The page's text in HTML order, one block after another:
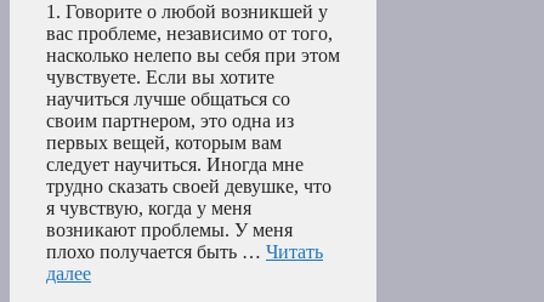
1. Говорите о любой возникшей у
вас проблеме, независимо от того,
насколько нелепо вы себя при этом
чувствуете. Если вы хотите
научиться лучше общаться со
своим партнером, это одна из
первых вещей, которым вам
следует научиться. Иногда мне
трудно сказать своей девушке, что
я чувствую, когда у меня
возникают проблемы. У меня
плохо получается быть … Читать
далее